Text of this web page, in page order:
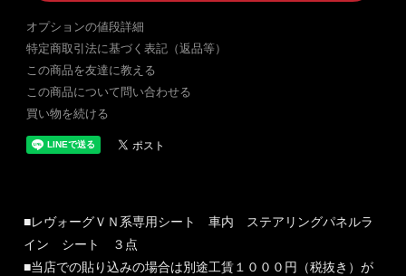
オプションの値段詳細
特定商取引法に基づく表記（返品等）
この商品を友達に教える
この商品について問い合わせる
買い物を続ける
■レヴォーグＶＮ系専用シート 車内 ステアリングパネルラ
イン シート ３点
■当店での貼り込みの場合は別途工賃１０００円（税抜き）が